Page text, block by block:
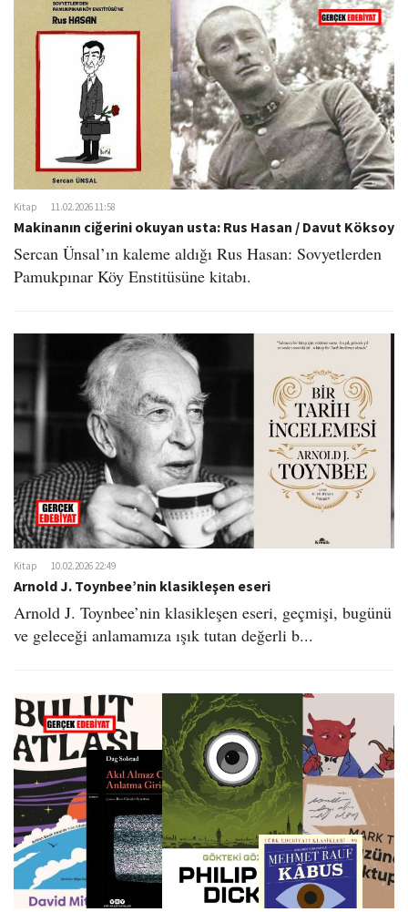
Kitap 11.02.2026 11:58
Makinanın ciğerini okuyan usta: Rus Hasan / Davut Köksoy
Sercan Ünsal’ın kaleme aldığı Rus Hasan: Sovyetlerden
Pamukpınar Köy Enstitüsüne kitabı.
Kitap 10.02.2026 22:49
Arnold J. Toynbee’nin klasikleşen eseri
Arnold J. Toynbee’nin klasikleşen eseri, geçmişi, bugünü
ve geleceği anlamamıza ışık tutan değerli b...